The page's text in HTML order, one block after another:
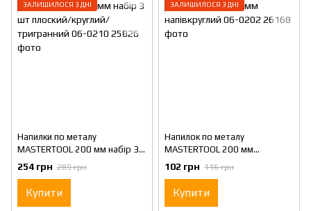
ЗАЛИШИЛОСЯ 3 ДНІ
Напилки по металу
MASTERTOOL 200 мм набір 3
шт плоский/круглий/
тригранний 06-0210
254 грн 289 грн
Купити
ЗАЛИШИЛОСЯ 3 ДНІ
Напилок по металу
MASTERTOOL 200 мм
напівкруглий 06-0202
102 грн 116 грн
Купити